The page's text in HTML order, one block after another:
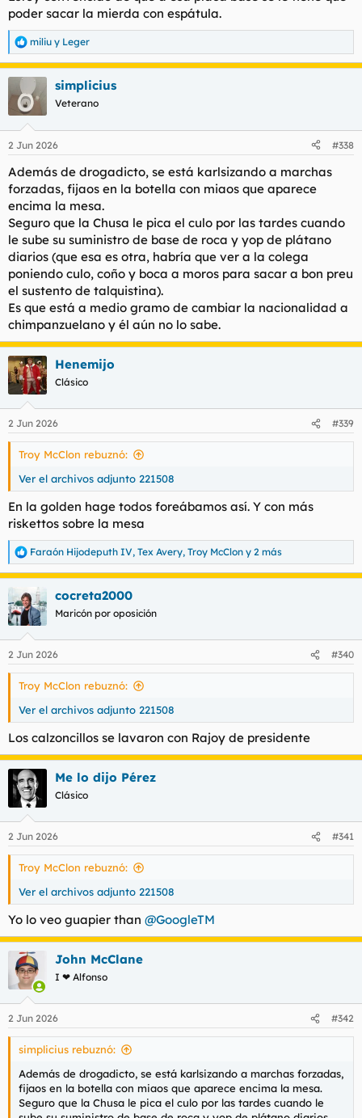
poder sacar la mierda con espátula.
R
e
a
c
e
:
miliu y Leger
simplicius
Veterano
2 Jun 2026 #338
Además de drogadicto, se está karlsizando a marchas
forzadas, fijaos en la botella con miaos que aparece
encima la mesa.
Seguro que la Chusa le pica el culo por las tardes cuando
le sube su suministro de base de roca y yop de plátano
diarios (que esa es otra, habría que ver a la colega
poniendo culo, coño y boca a moros para sacar a bon preu
el sustento de talquistina).
Es que está a medio gramo de cambiar la nacionalidad a
chimpanzuelano y él aún no lo sabe.
Henemijo
Clásico
2 Jun 2026 #339
Troy McClon rebuznó:
Ver el archivos adjunto 221508
En la golden hage todos foreábamos así. Y con más
riskettos sobre la mesa
R
e
a
c
c
i
e
s
Faraón Hijodeputh IV, Tex Avery, Troy McClon y 2 más
cocreta2000
Maricón por oposición
2 Jun 2026 #340
Troy McClon rebuznó:
Ver el archivos adjunto 221508
Los calzoncillos se lavaron con Rajoy de presidente
Me lo dijo Pérez
Clásico
2 Jun 2026 #341
Troy McClon rebuznó:
Ver el archivos adjunto 221508
Yo lo veo guapier than @GoogleTM
John McClane
I ❤ Alfonso
2 Jun 2026 #342
simplicius rebuznó:
Además de drogadicto, se está karlsizando a marchas forzadas,
fijaos en la botella con miaos que aparece encima la mesa.
Seguro que la Chusa le pica el culo por las tardes cuando le